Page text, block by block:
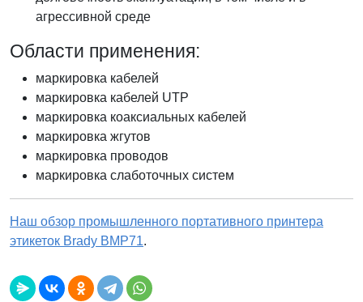
агрессивной среде
Области применения:
маркировка кабелей
маркировка кабелей UTP
маркировка коаксиальных кабелей
маркировка жгутов
маркировка проводов
маркировка слаботочных систем
Наш обзор промышленного портативного принтера
этикеток Brady BMP71.